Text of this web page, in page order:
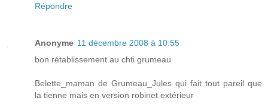
Répondre
Anonyme 11 décembre 2008 à 10:55
bon rétablissement au chti grumeau
Belette_maman de Grumeau_Jules qui fait tout pareil que
la tienne mais en version robinet extérieur